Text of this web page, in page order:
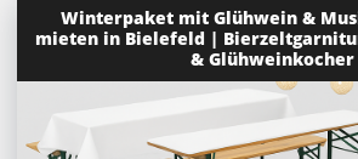
Winterpaket mit Glühwein &
mieten in Bielefeld |
& Glühweinkocher